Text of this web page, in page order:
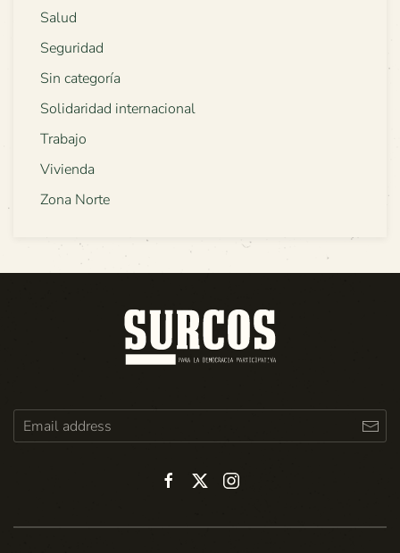
Salud
Seguridad
Sin categoría
Solidaridad internacional
Trabajo
Vivienda
Zona Norte